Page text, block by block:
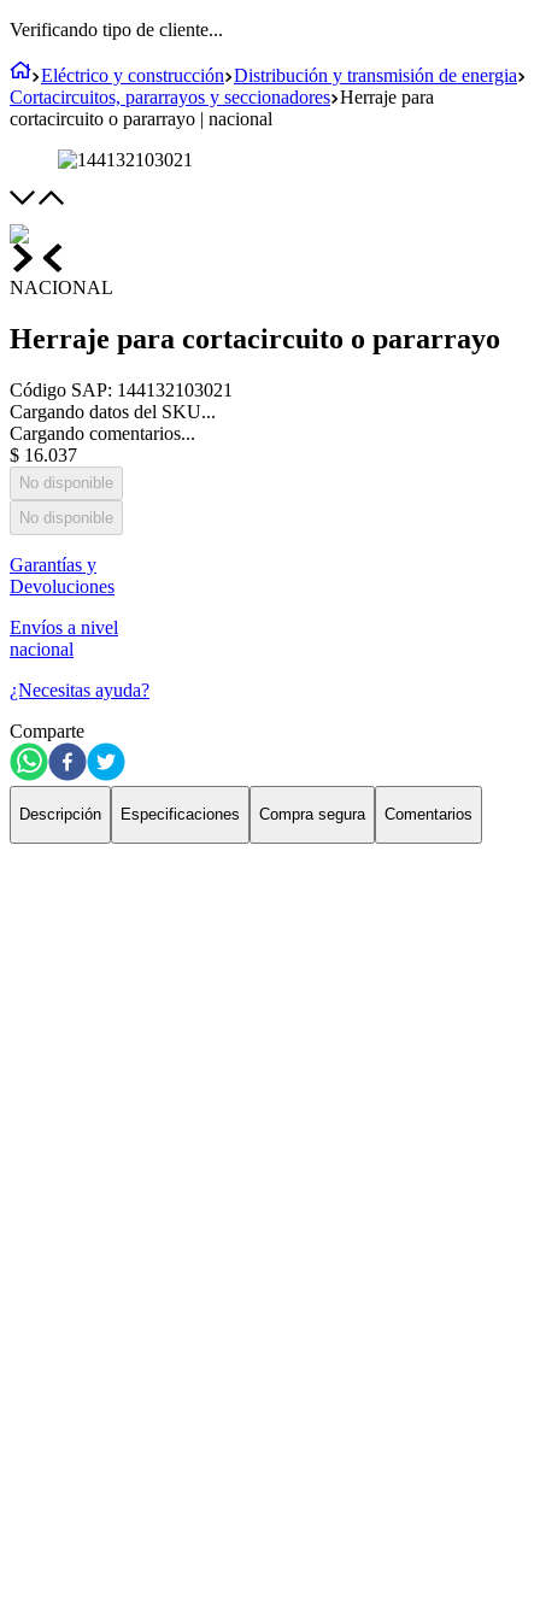
Verificando tipo de cliente...
Eléctrico y construcción Distribución y transmisión de energia
Cortacircuitos, pararrayos y seccionadores Herraje para
cortacircuito o pararrayo | nacional
NACIONAL
Herraje para cortacircuito o pararrayo
Código SAP: 144132103021
Cargando datos del SKU...
Cargando comentarios...
$ 16.037
No disponible
No disponible
Garantías y
Devoluciones
Envíos a nivel
nacional
¿Necesitas ayuda?
Comparte
Descripción Especificaciones Compra segura Comentarios